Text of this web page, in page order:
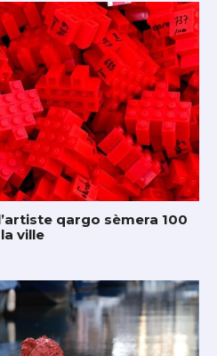
qargo sèmera 100
ville